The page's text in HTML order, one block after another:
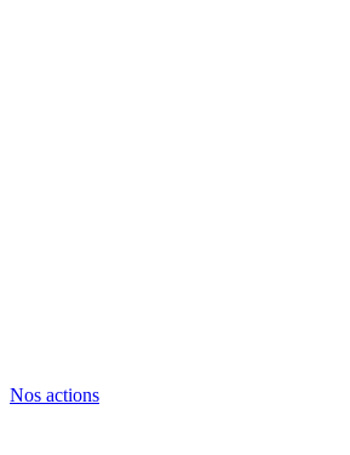
Nos actions